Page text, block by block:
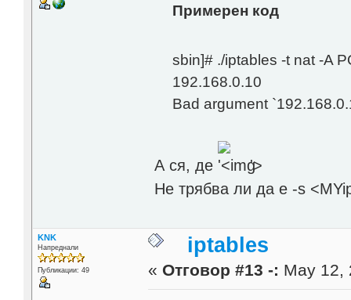
Примерен код
sbin]# ./iptables -t nat -A
192.168.0.10
Bad argument
А ся, де
'>
Не трябва ли да е -s
KNK
Напреднали
Публикации: 49
iptables
« Отговор #13 -: May 12,